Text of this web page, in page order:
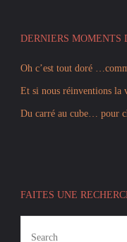
DERNIERS MOMENTS
Oh c’est tout doré
Et si nous réinventions
Du carré au cube… pour
FAITES UNE